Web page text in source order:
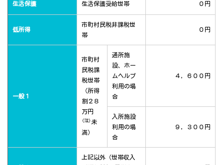
生活保護 生活保護受給世帯 ０円
低所得
市町村民税非課税世
帯
０円
一般１
市町村
民税課
税世帯
（所得
割２８
万円
(注) 未
満）
通所施
設、ホー
ムヘルプ
利用の場
合
４，６００円
入所施設
利用の場
合
９，３００円
上記以外（世帯収入